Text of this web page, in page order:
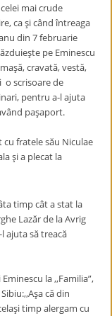
mai crude
ca şi când întreaga
din 7 februarie
pe Eminescu
cravată, vestă,
o scrisoare de
pentru a-l ajuta
paşaport.
cu fratele său Niculae
şi a plecat la
timp cât a stat la
Lazăr de la Avrig
ajuta să treacă
la ,,Familia”,
că din
timp alergam cu